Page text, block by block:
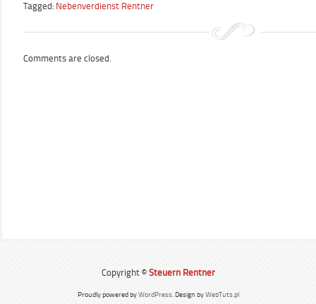
Tagged: Nebenverdienst Rentner
Comments are closed.
Copyright © Steuern Rentner
Proudly powered byWordPress. Design byWebTuts.pl